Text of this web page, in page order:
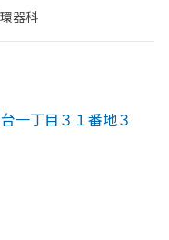
器科
一丁目３１番地３